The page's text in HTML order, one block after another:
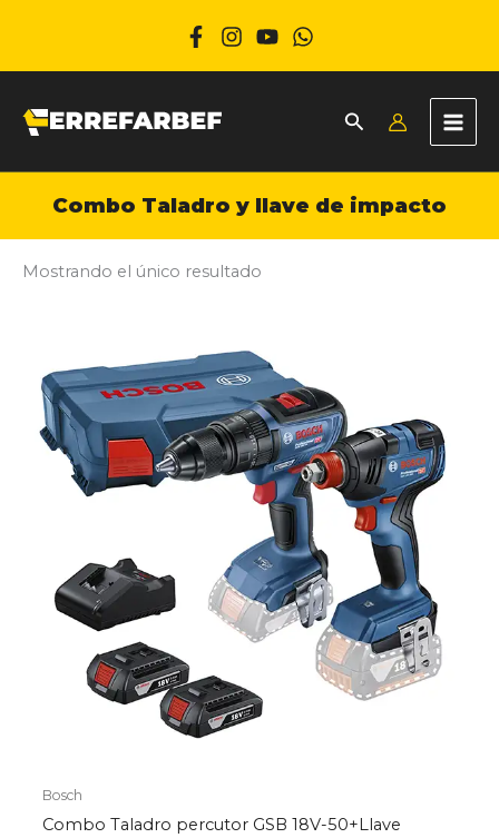
Combo Taladro y llave de impacto
Mostrando el único resultado
Bosch
Combo Taladro percutor GSB 18V-50+Llave